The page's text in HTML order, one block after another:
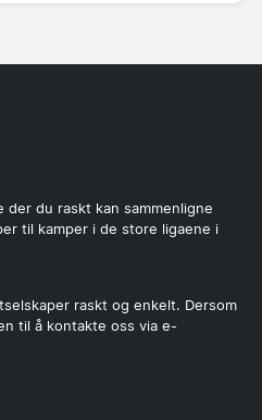
du raskt kan sammenligne
til kamper i de store ligaene i
raskt og enkelt. Dersom
til å kontakte oss via e-